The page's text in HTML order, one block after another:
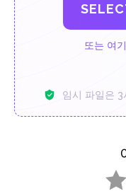
또는 여
임시 파일은 3